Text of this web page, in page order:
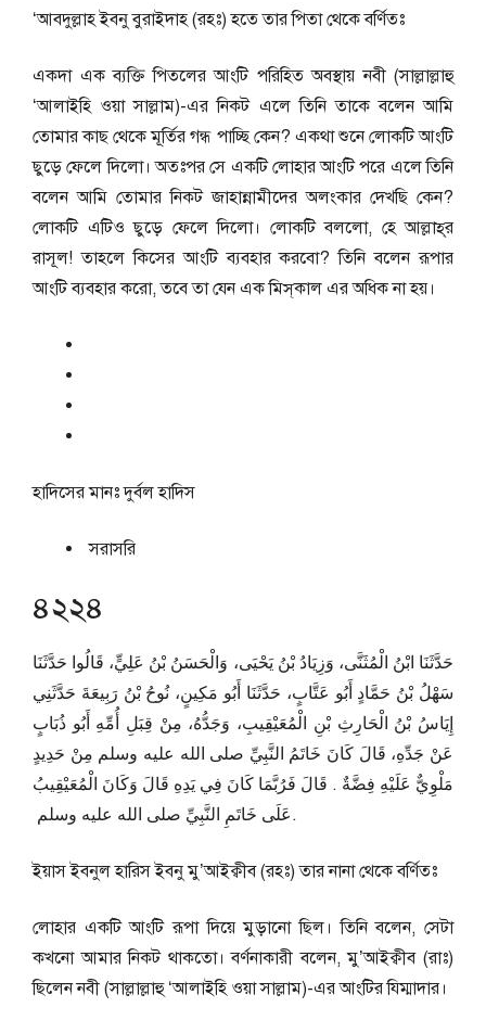
‘আবদুল্লাহ ইবনু বুরাইদাহ (রহঃ) হতে তার পিতা থেকে বর্ণিতঃ
একদা এক ব্যক্তি পিতলের আংটি পরিহিত অবস্থায় নবী (সাল্লাল্লাহু
‘আলাইহি ওয়া সাল্লাম)-এর নিকট এলে তিনি তাকে বলেন আমি
তোমার কাছ থেকে মূর্তির গন্ধ পাচ্ছি কেন? একথা শুনে লোকটি আংটি
ছুড়ে ফেলে দিলো। অতঃপর সে একটি লোহার আংটি পরে এলে তিনি
বলেন আমি তোমার নিকট জাহান্নামীদের অলংকার দেখছি কেন?
লোকটি এটিও ছুড়ে ফেলে দিলো। লোকটি বললো, হে আল্লাহ্‌র
রাসূল! তাহলে কিসের আংটি ব্যবহার করবো? তিনি বলেন রূপার
আংটি ব্যবহার করো, তবে তা যেন এক মিস্‌কাল এর অধিক না হয়।
হাদিসের মানঃদুর্বল হাদিস
সরাসরি
৪২২৪
حَدَّثَنَا ابْنُ الْمُثَنَّى، وَزِيَادُ بْنُ يَحْيَى، وَالْحَسَنُ بْنُ عَلِيٍّ، قَالُوا حَدَّثَنَا
سَهْلُ بْنُ حَمَّادٍ أَبُو عَتَّابٍ، حَدَّثَنَا أَبُو مَكِينٍ، نُوحُ بْنُ رَبِيعَةَ حَدَّثَنِي
إِيَاسُ بْنُ الْحَارِثِ بْنِ الْمُعَيْقِيبِ، وَجَدُّهُ، مِنْ قِبَلِ أُمِّهِ أَبُو ذُبَابٍ
عَنْ جَدِّهِ، قَالَ كَانَ خَاتَمُ النَّبِيِّ صلى الله عليه وسلم مِنْ حَدِيدٍ
مَلْوِيٌّ عَلَيْهِ فِضَّةٌ ‏.‏ قَالَ فَرُبَّمَا كَانَ فِي يَدِهِ قَالَ وَكَانَ الْمُعَيْقِيبُ
عَلَى خَاتَمِ النَّبِيِّ صلى الله عليه وسلم ‏.
ইয়াস ইবনুল হারিস ইবনু মু’আইক্বীব (রহঃ) তার নানা থেকে বর্ণিতঃ
লোহার একটি আংটি রূপা দিয়ে মুড়ানো ছিল। তিনি বলেন, সেটা
কখনো আমার নিকট থাকতো। বর্ণনাকারী বলেন, মু’আইক্বীব (রাঃ)
ছিলেন নবী (সাল্লাল্লাহু ‘আলাইহি ওয়া সাল্লাম)-এর আংটির যিম্মাদার।